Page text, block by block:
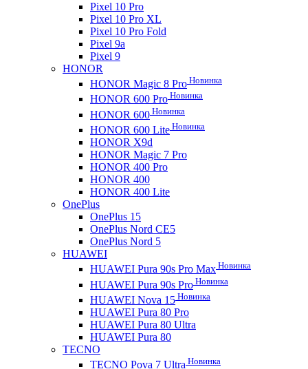
Pixel 10 Pro
Pixel 10 Pro XL
Pixel 10 Pro Fold
Pixel 9a
Pixel 9
HONOR
HONOR Magic 8 Pro Новинка
HONOR 600 Pro Новинка
HONOR 600 Новинка
HONOR 600 Lite Новинка
HONOR X9d
HONOR Magic 7 Pro
HONOR 400 Pro
HONOR 400
HONOR 400 Lite
OnePlus
OnePlus 15
OnePlus Nord CE5
OnePlus Nord 5
HUAWEI
HUAWEI Pura 90s Pro Max Новинка
HUAWEI Pura 90s Pro Новинка
HUAWEI Nova 15 Новинка
HUAWEI Pura 80 Pro
HUAWEI Pura 80 Ultra
HUAWEI Pura 80
TECNO
TECNO Pova 7 Ultra Новинка